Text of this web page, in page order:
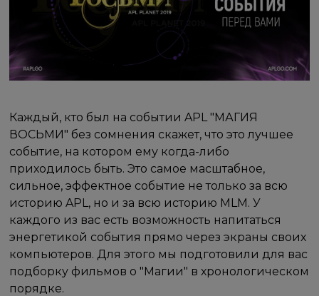
Каждый, кто был на событии APL "МАГИЯ
ВОСЬМИ" без сомнения скажет, что это лучшее
событие, на котором ему когда-либо
приходилось быть. Это самое масштабное,
сильное, эффектное событие не только за всю
историю APL, но и за всю историю MLM. У
каждого из вас есть возможность напитаться
энергетикой события прямо через экраны своих
компьютеров. Для этого мы подготовили для вас
подборку фильмов о "Магии" в хронологическом
порядке.